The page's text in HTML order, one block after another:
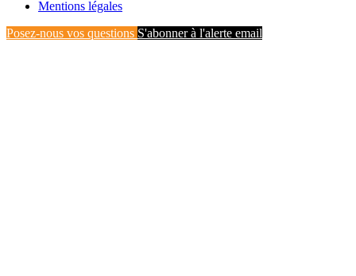
Mentions légales
Posez-nous vos questions S'abonner à l'alerte email